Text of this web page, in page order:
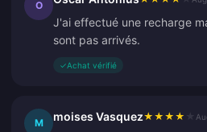
O
J'ai effectué une recharge
sont pas arrivés.
✓Achat vérifié
M moises Vasquez★ ★ ★ ★